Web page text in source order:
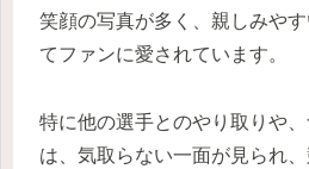
笑顔の写真が多く、親しみや
てファンに愛されています。
特に他の選手とのやり取りや
は、気取らない一面が見られ